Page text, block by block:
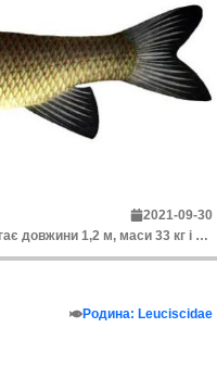
2021-09-30
Велика швидкозростаюча риба, що досягає довжини 1,2 м, маси 33 кг і більше. Має подовжену, трохи сплющену з боків форму тіла, з невисокою головою. Лус...
Родина: Leuciscidae